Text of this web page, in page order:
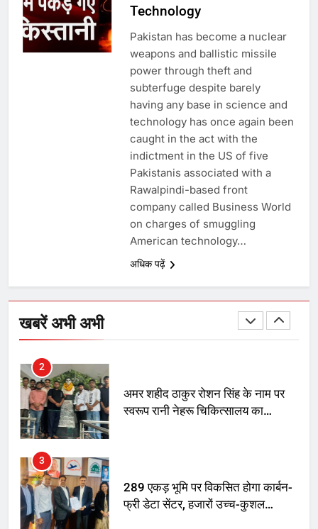
Technology
Pakistan has become a nuclear
weapons and ballistic missile
power through theft and
subterfuge despite barely
having any base in science and
technology has once again been
caught in the act with the
indictment in the US of five
Pakistanis associated with a
Rawalpindi-based front
company called Business World
on charges of smuggling
American technology…
अधिक पढ़ें
खबरें अभी अभी
7
गाजा युद्धविराम को लेकर बड़ी खबरें
चुनाव से पहले लालू परिवार पर बड़ा झटका,
दिल्ली कोर्ट ने IRCTC घोटाले में आरोप
तय किए
SRN अस्पताल का नाम अमर शहीद ठाकुर
रोशन सिंह के नाम पर करने की मांग तेज
अमर शहीद ठाकुर रोशन सिंह के नाम पर
3
289 एकड़ भूमि पर विकसित होगा कार्बन-
4
UP में ग्रामीण बिजली आपूर्ति से कृषि,